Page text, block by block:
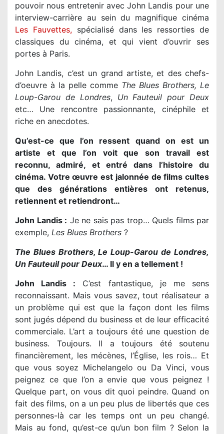
pouvoir nous entretenir avec John Landis pour une
interview-carrière au sein du magnifique cinéma
Les Fauvettes,spécialisé dans les ressorties de
classiques du cinéma, et qui vient d’ouvrir ses
portes à Paris.
John Landis, c’est un grand artiste, et des chefs-
d’oeuvre à la pelle comme The Blues Brothers, Le
Loup-Garou de Londres, Un Fauteuil pour Deux
etc… Une rencontre passionnante, cinéphile et
riche en anecdotes.
Qu’est-ce que l’on ressent quand on est un
artiste et que l’on voit que son travail est
reconnu, admiré, et entré dans l’histoire du
cinéma. Votre œuvre est jalonnée de films cultes
que des générations entières ont retenus,
retiennent et retiendront…
John Landis : Je ne sais pas trop… Quels films par
exemple, Les Blues Brothers ?
The Blues Brothers, Le Loup-Garou de Londres,
Un Fauteuil pour Deux… Il y en a tellement !
John Landis : C’est fantastique, je me sens
reconnaissant. Mais vous savez, tout réalisateur a
un problème qui est que la façon dont les films
sont jugés dépend du business et de leur efficacité
commerciale. L’art a toujours été une question de
business. Toujours. Il a toujours été soutenu
financièrement, les mécènes, l’Église, les rois… Et
que vous soyez Michelangelo ou Da Vinci, vous
peignez ce que l’on a envie que vous peignez !
Quelque part, on vous dit quoi peindre. Quand on
fait des films, on a un peu plus de libertés que ces
personnes-là car les temps ont un peu changé.
Mais au fond, qu’est-ce qu’un bon film ? Selon la